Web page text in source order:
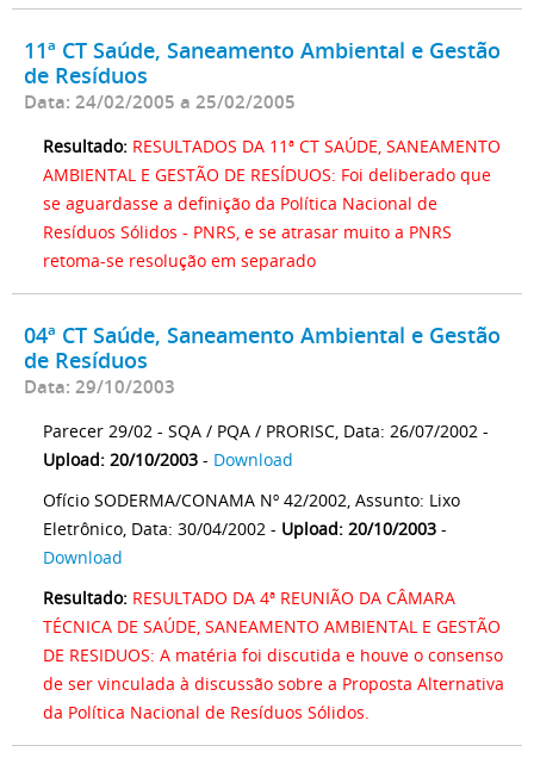
11ª CT Saúde, Saneamento Ambiental e Gestão
de Resíduos
Data: 24/02/2005 a 25/02/2005
Resultado: RESULTADOS DA 11ª CT SAÚDE, SANEAMENTO
AMBIENTAL E GESTÃO DE RESÍDUOS: Foi deliberado que
se aguardasse a definição da Política Nacional de
Resíduos Sólidos - PNRS, e se atrasar muito a PNRS
retoma-se resolução em separado
04ª CT Saúde, Saneamento Ambiental e Gestão
de Resíduos
Data: 29/10/2003
Parecer 29/02 - SQA / PQA / PRORISC, Data: 26/07/2002 -
Upload: 20/10/2003 - Download
Ofício SODERMA/CONAMA Nº 42/2002, Assunto: Lixo
Eletrônico, Data: 30/04/2002 - Upload: 20/10/2003 -
Download
Resultado: RESULTADO DA 4ª REUNIÃO DA CÂMARA
TÉCNICA DE SAÚDE, SANEAMENTO AMBIENTAL E GESTÃO
DE RESIDUOS: A matéria foi discutida e houve o consenso
de ser vinculada à discussão sobre a Proposta Alternativa
da Política Nacional de Resíduos Sólidos.